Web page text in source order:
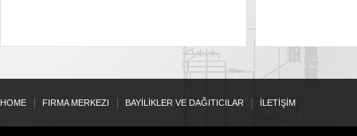
HOME FIRMA MERKEZI BAYİLİKLER VE DAĞITICILAR İLETİŞİM